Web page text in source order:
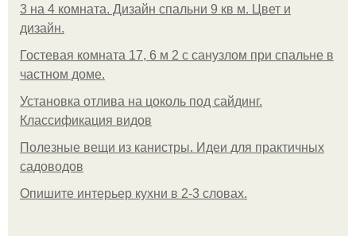
3 на 4 комната. Дизайн спальни 9 кв м. Цвет и
дизайн.
Гостевая комната 17, 6 м 2 с санузлом при спальне в
частном доме.
Установка отлива на цоколь под сайдинг.
Классификация видов
Полезные вещи из канистры. Идеи для практичных
садоводов
Опишите интерьер кухни в 2-3 словах.